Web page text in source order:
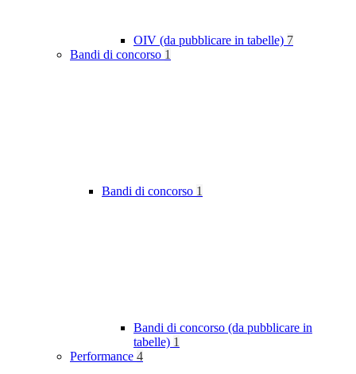
OIV (da pubblicare in tabelle) 7
Bandi di concorso 1
Bandi di concorso 1
Bandi di concorso (da pubblicare in
tabelle) 1
Performance 4